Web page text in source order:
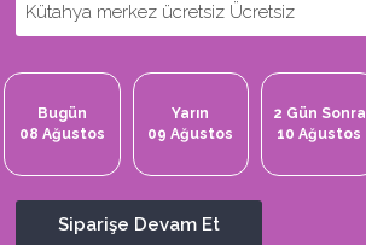
Kütahya merkez ücretsiz Ücretsiz
Bugün
08 Ağustos
Yarın
09 Ağustos
2 Gün Sonra
10 Ağustos